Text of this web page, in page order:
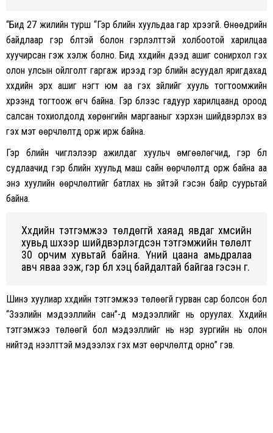
“Бид 27 жилийн турш “Гэр бүлийн хуульдаа гар хүрээгүй. Өнөөдрийн
байдлаар гэр бүлтэй болон гэрлэлттэй холбоотой харилцаа
хуучирсан гэж хэлж болно. Бид хүүхдийн дээд ашиг сонирхол гэх
олон улсын ойлголт гаргаж ирээд гэр бүлийн асуудал яригдахад
хүүхдийн эрх ашиг нэгт юм аа гэх зүйлийг хууль тогтоомжийн
хүрээнд тогтоож өгч байна. Гэр бүлээс гадуур харилцаанд ороод
салсан тохиолдолд хөрөнгийн маргааныг хэрхэн шийдвэрлэх вэ
гэх мэт өөрчлөлтүүд орж ирж байна.
Гэр бүлийн чиглэлээр ажилдаг хуульч өмгөөлөгчид, гэр бүл
судлаачид гэр бүлийн хуульд маш сайн өөрчлөлтүүд орж байна аа
энэ хуулийн өөрчлөлтийг батлах нь зүйтэй гэсэн байр суурьтай
байна.
Хүүхдийн тэтгэмжээ төлдөггүй хаяад явдаг хүмүүсийн
хувьд шүүхээр шийдвэрлэгдсэн тэтгэмжийн төлөлт
30 орчим хувьтай байна. Үүний цаана амьдралаа
авч яваа ээж, гэр бүл хэцүү байдалтай байгаа гэсэн үг.
Шинэ хуулиар хүүхдийн тэтгэмжээ төлөөгүй гурван сар болсон бол
“Зээлийн мэдээллийн сан”-д мэдээллийг нь оруулах. Хүүхдийн
тэтгэмжээ төлөөгүй бол мэдээллийг нь нэр зургийн нь олон
нийтэд нээлттэй мэдээлэх гэх мэт өөрчлөлтүүд орно” гэв.